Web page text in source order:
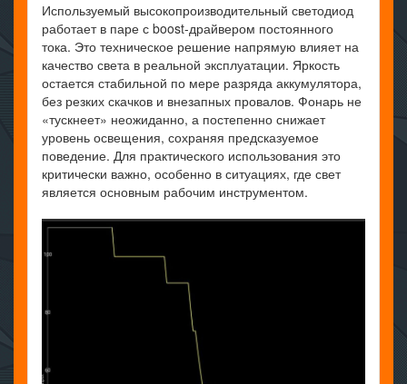
Используемый высокопроизводительный светодиод
работает в паре с boost-драйвером постоянного
тока. Это техническое решение напрямую влияет на
качество света в реальной эксплуатации. Яркость
остается стабильной по мере разряда аккумулятора,
без резких скачков и внезапных провалов. Фонарь не
«тускнеет» неожиданно, а постепенно снижает
уровень освещения, сохраняя предсказуемое
поведение. Для практического использования это
критически важно, особенно в ситуациях, где свет
является основным рабочим инструментом.